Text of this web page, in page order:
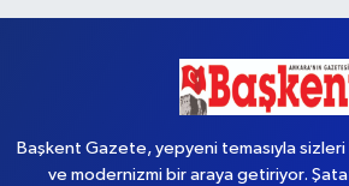
Başkent Gazete, yepyeni temasıyla
ve modernizmi bir araya getiriyor.